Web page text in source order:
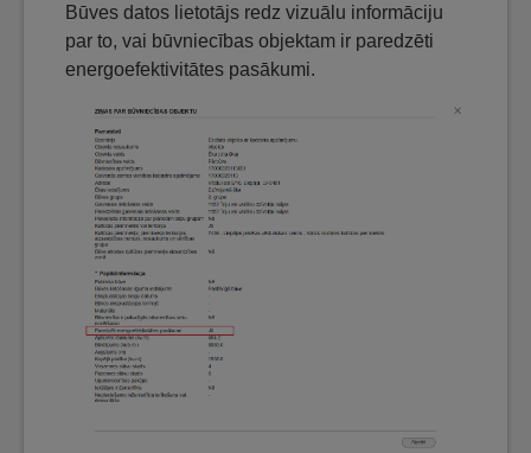
Būves datos lietotājs redz vizuālu informāciju
par to, vai būvniecības objektam ir paredzēti
energoefektivitātes pasākumi.